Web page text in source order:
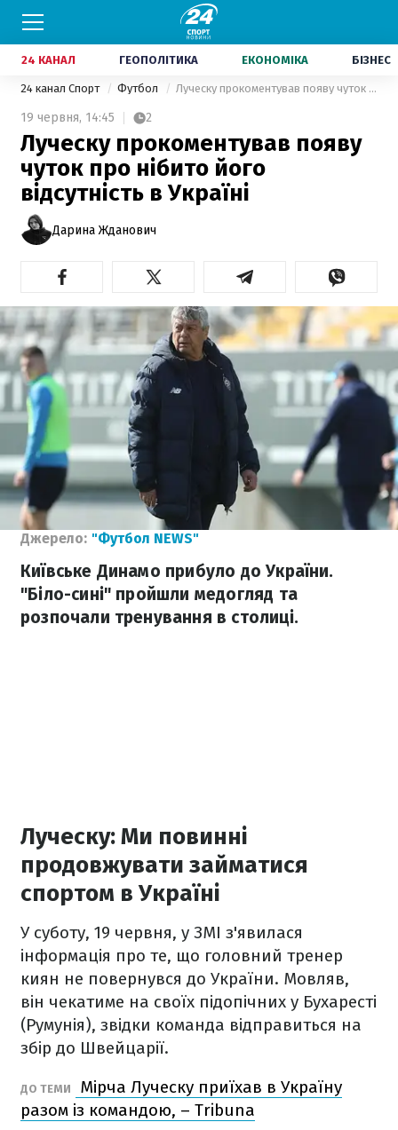
24 КАНАЛ ГЕОПОЛІТИКА ЕКОНОМІКА БІЗНЕС
24 канал Спорт Футбол Луческу прокоментував появу чуток про нібито його відсутність в Україні
19 червня, 14:45 2
Луческу прокоментував появу
чуток про нібито його
відсутність в Україні
Дарина Жданович
Джерело: "Футбол NEWS"
Київське Динамо прибуло до України.
"Біло-сині" пройшли медогляд та
розпочали тренування в столиці.
Луческу: Ми повинні
продовжувати займатися
спортом в Україні
У суботу, 19 червня, у ЗМІ з'явилася
інформація про те, що головний тренер
киян не повернувся до України. Мовляв,
він чекатиме на своїх підопічних у Бухаресті
(Румунія), звідки команда відправиться на
збір до Швейцарії.
ДО ТЕМИ
Мірча Луческу приїхав в Україну
разом із командою, – Tribuna